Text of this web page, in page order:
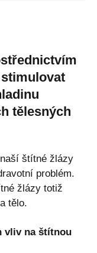
tělesných
štítné žlázy
problém.
žlázy totiž
tělo.
vliv na štítnou